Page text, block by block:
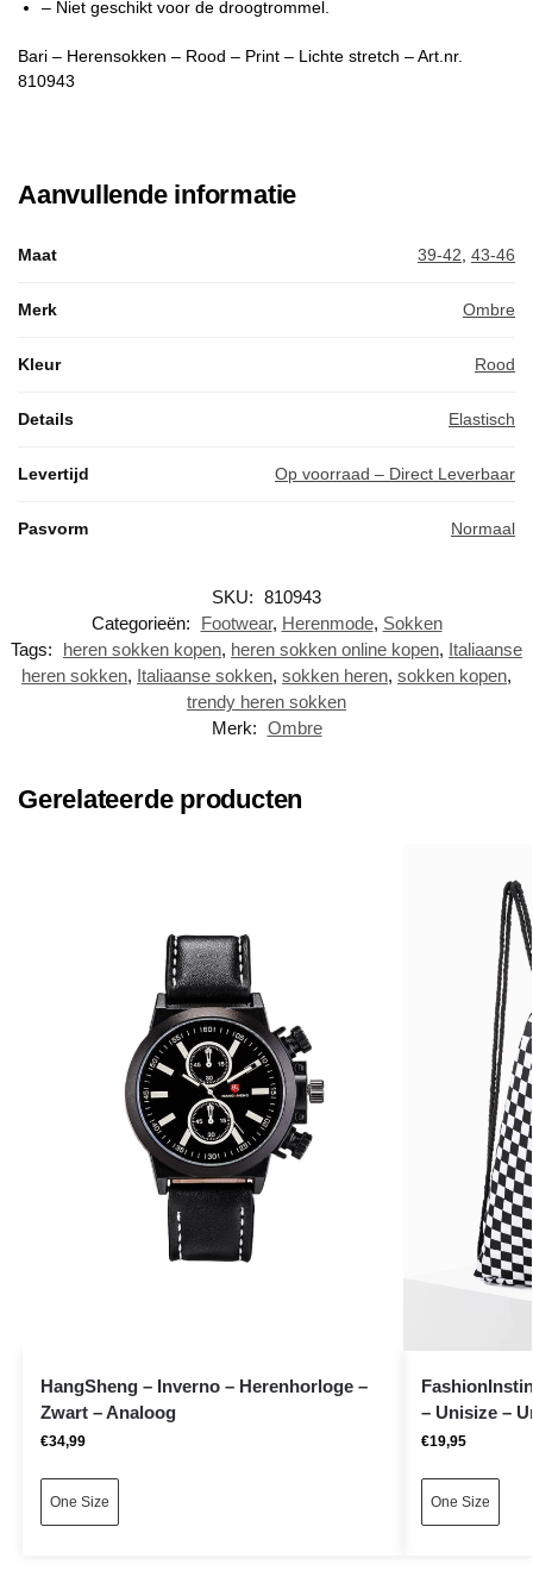
– Niet geschikt voor de droogtrommel.
Bari – Herensokken – Rood – Print – Lichte stretch – Art.nr.
810943
Aanvullende informatie
Maat 39-42 43-46
Merk Ombre
Kleur Rood
Details Elastisch
Levertijd Op voorraad – Direct Leverbaar
Pasvorm Normaal
SKU: 810943
Categorieën:
Footwear, Herenmode, Sokken
Tags:
heren sokken kopen, heren sokken online kopen, Italiaanse
heren sokken, Italiaanse sokken, sokken heren, sokken kopen,
trendy heren sokken
Merk: Ombre
Gerelateerde producten
HangSheng – Inverno – Herenhorloge –
Zwart – Analoog
€34,99
One Size
– Unisize –
€19,95
One Size